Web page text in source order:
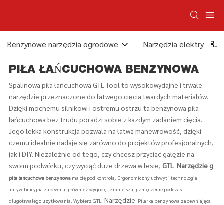
Benzynowe narzędzia ogrodowe Narzędzia elektryczne
PIŁA ŁAŃCUCHOWA BENZYNOWA
Spalinowa piła łańcuchowa GTL Tool to wysokowydajne i trwałe
narzędzie przeznaczone do łatwego cięcia twardych materiałów.
Dzięki mocnemu silnikowi i ostremu ostrzu ta benzynowa piła
łańcuchowa bez trudu poradzi sobie z każdym zadaniem cięcia.
Jego lekka konstrukcja pozwala na łatwą manewrowość, dzięki
czemu idealnie nadaje się zarówno do projektów profesjonalnych,
jak i DIY. Niezależnie od tego, czy chcesz przyciąć gałęzie na
swoim podwórku, czy wyciąć duże drzewa w lesie, GTL Narzędzie g
piła łańcuchowa benzynowa ma cię pod kontrolą. Ergonomiczny uchwyt i technologia
antywibracyjna zapewniają również wygodę i zmniejszają zmęczenie podczas
długotrwałego użytkowania. Wybierz GTL
Narzędzie Pilarka benzynowa zapewniająca